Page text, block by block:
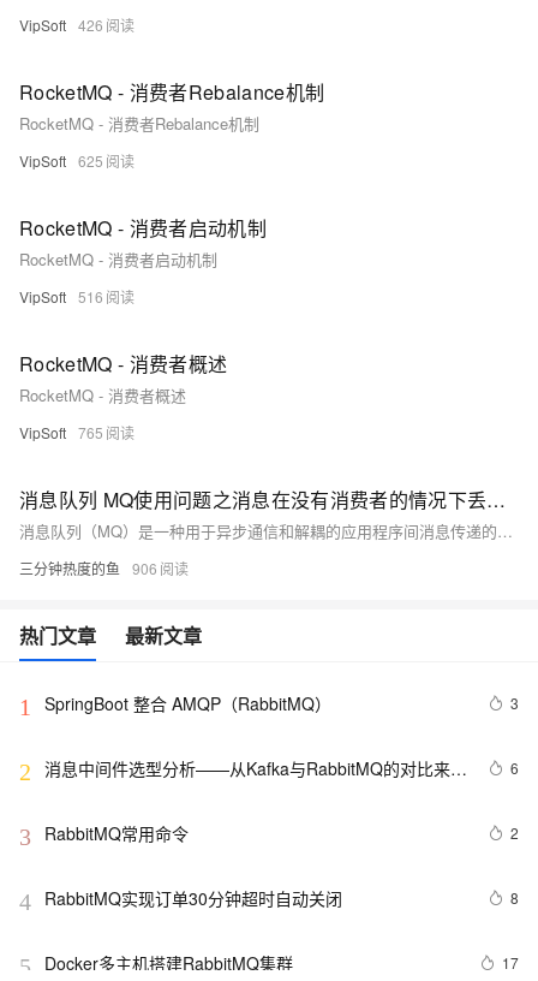
VipSoft 426
RocketMQ - 消费者Rebalance机制
RocketMQ - 消费者Rebalance机制
VipSoft 625
RocketMQ - 消费者启动机制
RocketMQ - 消费者启动机制
VipSoft 516
RocketMQ - 消费者概述
RocketMQ - 消费者概述
VipSoft 765
消息队列 MQ使用问题之消息在没有消费者的情况下丢失，该如何解决
消息队列（MQ）是一种用于异步通信和解耦的应用程序间消息传递的服务，广泛应用于分布式系统中。针对不同的MQ产品，如阿里云的RocketMQ、RabbitMQ等，它们在实现上述场景时可能会有不同的特性和优势，比如RocketMQ强调高吞吐量、低延迟和高可用性，适合大规模分布式系统；而RabbitMQ则以其灵活的路由规则和丰富的协议支持受到青睐。下面是一些常见的消息队列MQ产品的使用场景合集，这些场景涵盖了多种行业和业务需求。
三分钟热度的鱼 906
热门文章 最新文章
1 SpringBoot 整合 AMQP（RabbitMQ） 3
2 消息中间件选型分析——从Kafka与RabbitMQ的对比来看
6
3 RabbitMQ常用命令 2
4 RabbitMQ实现订单30分钟超时自动关闭 8
5 Docker多主机搭建RabbitMQ集群 17